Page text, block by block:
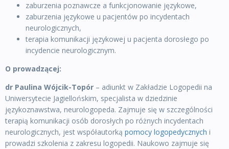
zaburzenia poznawcze a funkcjonowanie językowe,
zaburzenia językowe u pacjentów po incydentach
neurologicznych,
terapia komunikacji językowej u pacjenta dorosłego po
incydencie neurologicznym.
O prowadzącej:
dr Paulina Wójcik-Topór – adiunkt w Zakładzie Logopedii na
Uniwersytecie Jagiellońskim, specjalista w dziedzinie
językoznawstwa, neurologopeda. Zajmuje się w szczególności
terapią komunikacji osób dorosłych po różnych incydentach
neurologicznych, jest współautorką pomocy logopedycznych i
prowadzi szkolenia z zakresu logopedii. Naukowo zajmuje się